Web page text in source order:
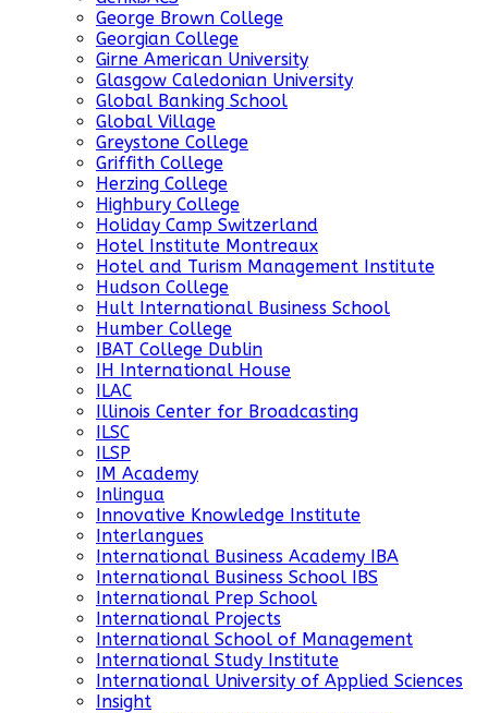
George Brown College
Georgian College
Girne American University
Glasgow Caledonian University
Global Banking School
Global Village
Greystone College
Griffith College
Herzing College
Highbury College
Holiday Camp Switzerland
Hotel Institute Montreaux
Hotel and Turism Management Institute
Hudson College
Hult International Business School
Humber College
IBAT College Dublin
IH International House
ILAC
Illinois Center for Broadcasting
ILSC
ILSP
IM Academy
Inlingua
Innovative Knowledge Institute
Interlangues
International Business Academy IBA
International Business School IBS
International Prep School
International Projects
International School of Management
International Study Institute
International University of Applied Sciences
Insight